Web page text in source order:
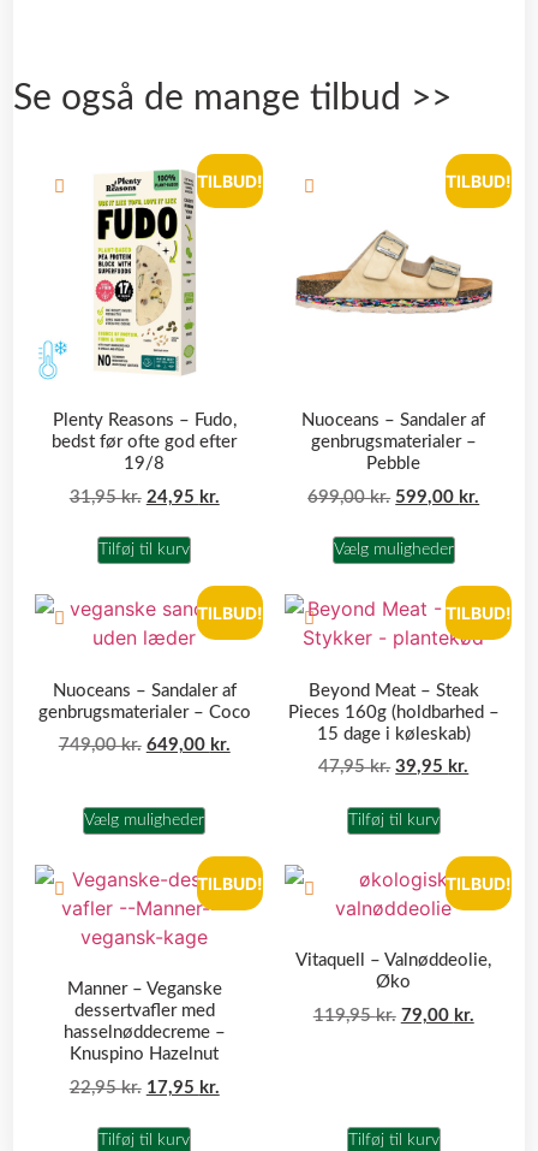
Se også de mange tilbud >>
TILBUD!
Plenty Reasons – Fudo,
bedst før ofte god efter
19/8
31,95kr. 24,95 kr.
Tilføj til kurv
TILBUD!
Nuoceans – Sandaler af
genbrugsmaterialer –
Pebble
699,00kr. 599,00 kr.
Vælg muligheder
TILBUD!
Nuoceans – Sandaler af
genbrugsmaterialer – Coco
749,00kr. 649,00 kr.
Vælg muligheder
TILBUD!
Beyond Meat – Steak
Pieces 160g (holdbarhed –
15 dage i køleskab)
47,95kr. 39,95 kr.
Tilføj til kurv
TILBUD!
Manner – Veganske
dessertvafler med
hasselnøddecreme –
Knuspino Hazelnut
22,95kr. 17,95 kr.
Tilføj til kurv
TILBUD!
Vitaquell – Valnøddeolie,
Øko
119,95kr. 79,00 kr.
Tilføj til kurv